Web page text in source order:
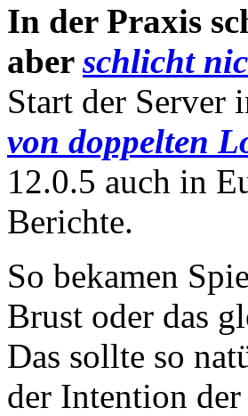
In der Praxis
aber schlicht
Start der Server
von doppelten
12.0.5 auch in
Berichte.
So bekamen
Brust oder das
Das sollte so
der Intention